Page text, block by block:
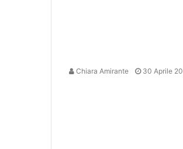
Chiara Amirante 30 Aprile